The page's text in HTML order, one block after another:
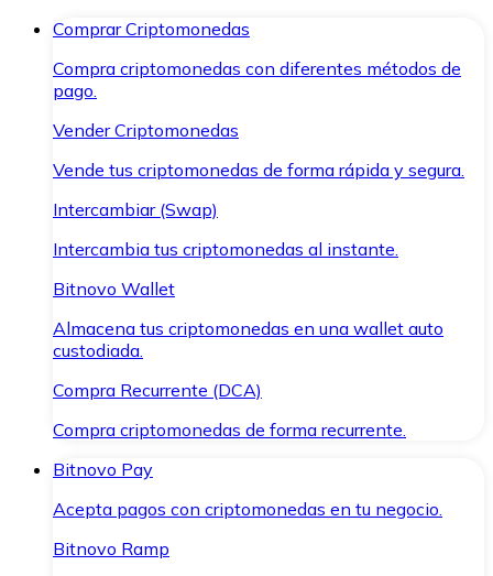
Comprar Criptomonedas
Compra criptomonedas con diferentes métodos de
pago.
Vender Criptomonedas
Vende tus criptomonedas de forma rápida y segura.
Intercambiar (Swap)
Intercambia tus criptomonedas al instante.
Bitnovo Wallet
Almacena tus criptomonedas en una wallet auto
custodiada.
Compra Recurrente (DCA)
Compra criptomonedas de forma recurrente.
Bitnovo Pay
Acepta pagos con criptomonedas en tu negocio.
Bitnovo Ramp